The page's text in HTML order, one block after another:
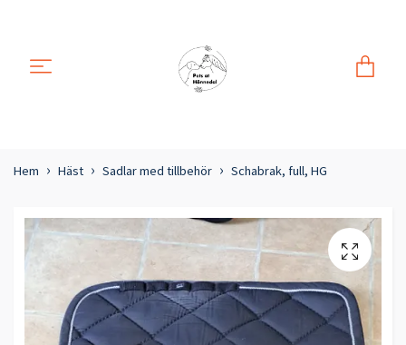
Hem Häst Sadlar med tillbehör Schabrak, full, HG